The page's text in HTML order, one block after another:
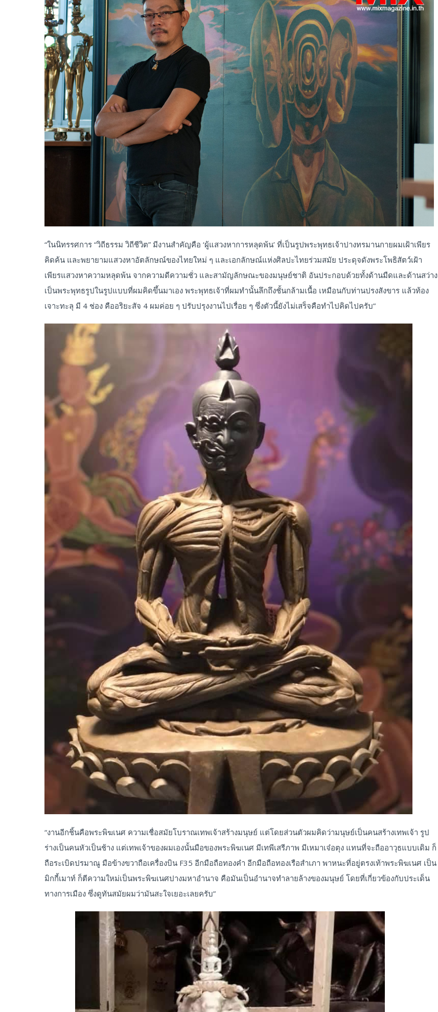
“ในนิทรรศการ “วิถีธรรม วิถีชีวิต” มีงานสำคัญคือ ‘ผู้แสวงหาการหลุดพ้น’ ที่เป็นรูปพระพุทธเจ้าปางทรมานกายผมเฝ้าเพียร
คิดค้น และพยายามแสวงหาอัตลักษณ์ของไทยใหม่ ๆ และเอกลักษณ์แห่งศิลปะไทยร่วมสมัย ประดุจดังพระโพธิสัตว์เฝ้า
เพียรแสวงหาความหลุดพ้น จากความดีความชั่ว และสามัญลักษณะของมนุษย์ชาติ อันประกอบด้วยทั้งด้านมืดและด้านสว่าง
เป็นพระพุทธรูปในรูปแบบที่ผมคิดขึ้นมาเอง พระพุทธเจ้าที่ผมทำนั้นลึกถึงชั้นกล้ามเนื้อ เหมือนกับท่านปรงสังขาร แล้วท้อง
เจาะทะลุ มี 4 ช่อง คืออริยะสัจ 4 ผมค่อย ๆ ปรับปรุงงานไปเรื่อย ๆ ซึ่งตัวนี้ยังไม่เสร็จคือทำไปคิดไปครับ”
“งานอีกชิ้นคือพระพิฆเนศ ความเชื่อสมัยโบราณเทพเจ้าสร้างมนุษย์ แต่โดยส่วนตัวผมคิดว่ามนุษย์เป็นคนสร้างเทพเจ้า รูป
ร่างเป็นคนหัวเป็นช้าง แต่เทพเจ้าของผมเองนั้นมือของพระพิฆเนศ มีเทพีเสรีภาพ มีเหมาเจ๋อตุง แทนที่จะถืออาวุธแบบเดิม ก็
ถือระเบิดปรมาณู มือข้างขวาถือเครื่องบิน F35 อีกมือถือทองคำ อีกมือถือทองเรือสำเภา พาหนะที่อยู่ตรงเท้าพระพิฆเนศ เป็น
มิกกี้เมาท์ ก็ตีความใหม่เป็นพระพิฆเนศปางมหาอำนาจ คือมันเป็นอำนาจทำลายล้างของมนุษย์ โดยที่เกี่ยวข้องกับประเด็น
ทางการเมือง ซึ่งดูทันสมัยผมว่ามันสะใจเยอะเลยครับ”